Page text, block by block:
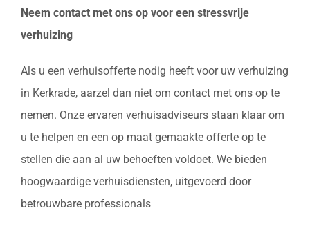
Neem contact met ons op voor een stressvrije
verhuizing
Als u een verhuisofferte nodig heeft voor uw verhuizing
in Kerkrade, aarzel dan niet om contact met ons op te
nemen. Onze ervaren verhuisadviseurs staan klaar om
u te helpen en een op maat gemaakte offerte op te
stellen die aan al uw behoeften voldoet. We bieden
hoogwaardige verhuisdiensten, uitgevoerd door
betrouwbare professionals